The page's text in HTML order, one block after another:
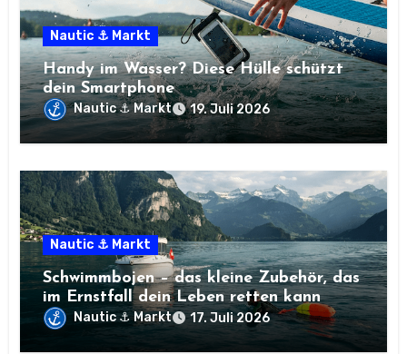
Nautic ⚓ Markt
Handy im Wasser? Diese Hülle schützt
dein Smartphone
Nautic ⚓ Markt 19. Juli 2026
Nautic ⚓ Markt
Schwimmbojen – das kleine Zubehör, das
im Ernstfall dein Leben retten kann
Nautic ⚓ Markt 17. Juli 2026